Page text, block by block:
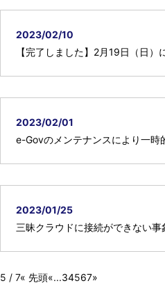
2023/02/10
【完了しました】2月19日（日
2023/02/01
e-Govのメンテナンスにより一時
2023/01/25
三昧クラウドに接続ができない
5 / 7« 先頭«...34567»